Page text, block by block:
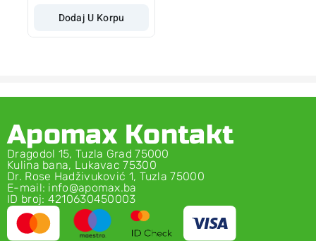
Dodaj U Korpu
Apomax Kontakt
Dragodol 15, Tuzla Grad 75000
Kulina bana, Lukavac 75300
Dr. Rose Hadživuković 1, Tuzla 75000
E-mail: info@apomax.ba
ID broj: 4210630450003